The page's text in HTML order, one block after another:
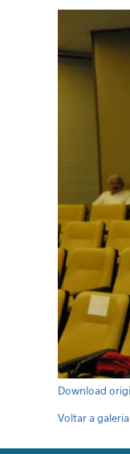
Download
Voltar a galeria